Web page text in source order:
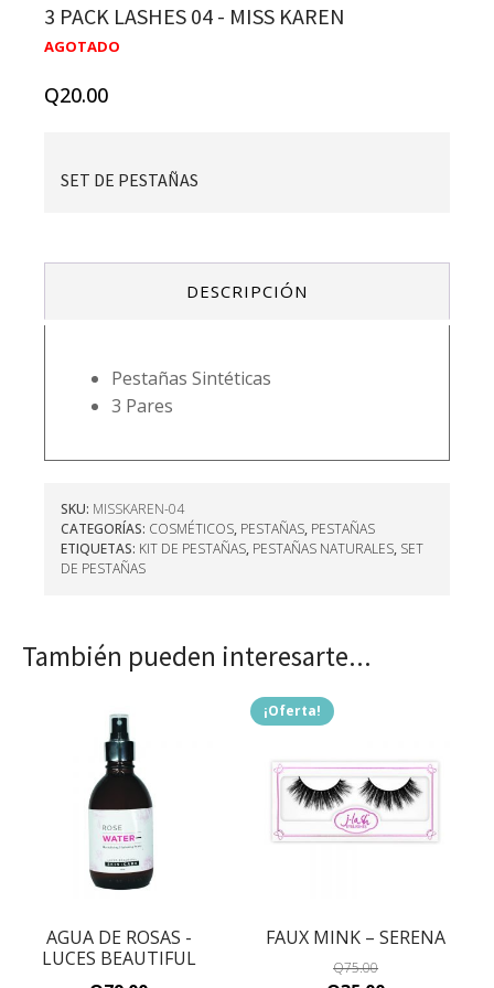
3 PACK LASHES 04 - MISS KAREN
AGOTADO
Q20.00
SET DE PESTAÑAS
DESCRIPCIÓN
Pestañas Sintéticas
3 Pares
SKU: MISSKAREN-04
CATEGORÍAS: COSMÉTICOS, PESTAÑAS, PESTAÑAS
ETIQUETAS: KIT DE PESTAÑAS, PESTAÑAS NATURALES, SET
DE PESTAÑAS
También pueden interesarte...
AGUA DE ROSAS -
LUCES BEAUTIFUL
¡Oferta!
FAUX MINK – SERENA
Q75.00